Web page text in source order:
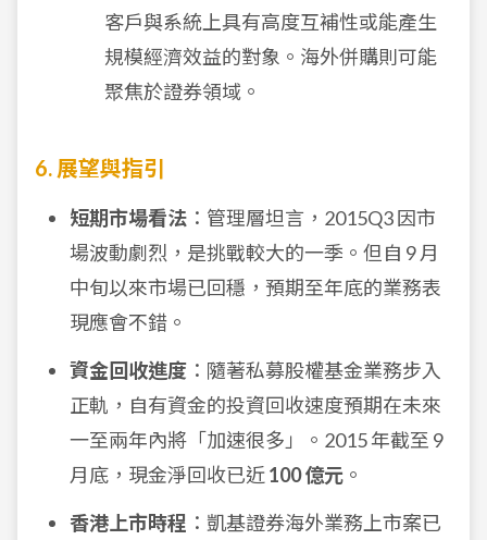
客戶與系統上具有高度互補性或能產生
規模經濟效益的對象。海外併購則可能
聚焦於證券領域。
6. 展望與指引
短期市場看法 ：管理層坦言，2015Q3 因市
場波動劇烈，是挑戰較大的一季。但自 9 月
中旬以來市場已回穩，預期至年底的業務表
現應會不錯。
資金回收進度 ：隨著私募股權基金業務步入
正軌，自有資金的投資回收速度預期在未來
一至兩年內將「加速很多」。2015 年截至 9
月底，現金淨回收已近100 億元 。
香港上市時程 ：凱基證券海外業務上市案已